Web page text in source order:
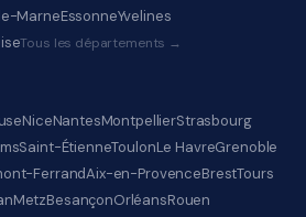
MarneEssonneYvelines
Tous les départements →
NiceNantesMontpellierStrasbourg
Saint-ÉtienneToulonLe HavreGrenoble
FerrandAix-en-ProvenceBrestTours
MetzBesançonOrléansRouen